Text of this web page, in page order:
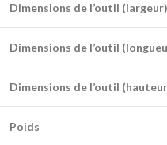
Dimensions de l’outil (largeur)
Dimensions de l’outil
Dimensions de l’outil
Poids